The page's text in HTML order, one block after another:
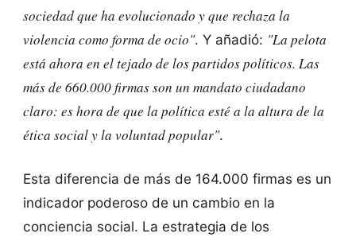
sociedad que ha evolucionado y que rechaza la
violencia como forma de ocio". Y añadió: "La pelota
está ahora en el tejado de los partidos políticos. Las
más de 660.000 firmas son un mandato ciudadano
claro: es hora de que la política esté a la altura de la
ética social y la voluntad popular".
Esta diferencia de más de 164.000 firmas es un
indicador poderoso de un cambio en la
conciencia social. La estrategia de los